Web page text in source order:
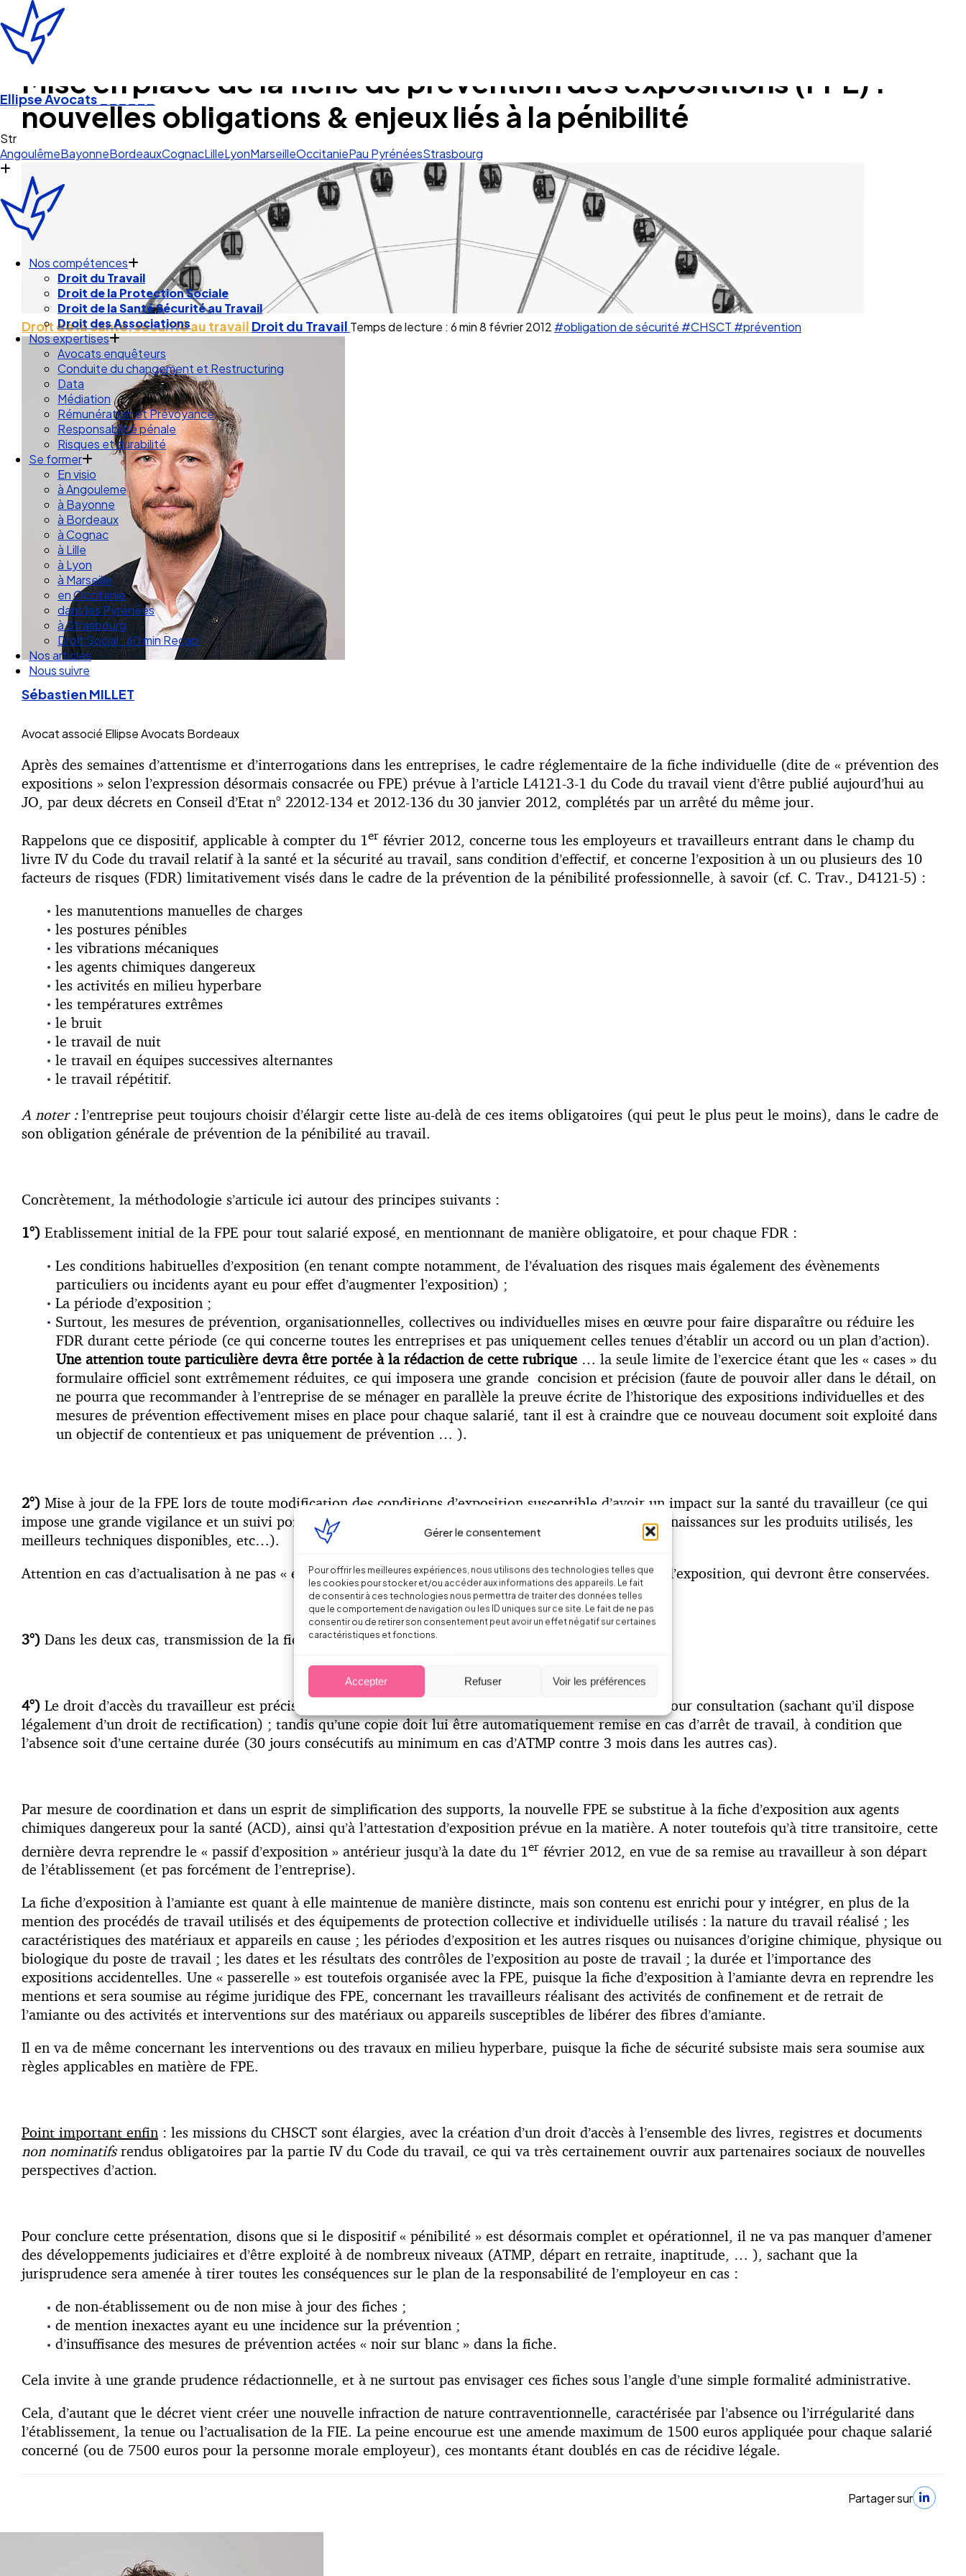
Gérer le consentement
Pour offrir les meilleures expériences, nous utilisons des technologies telles que
les cookies pour stocker et/ou accéder aux informations des appareils. Le fait
de consentir à ces technologies nous permettra de traiter des données telles
que le comportement de navigation ou les ID uniques sur ce site. Le fait de ne pas
consentir ou de retirer son consentement peut avoir un effet négatif sur certaines
caractéristiques et fonctions.
Accepter Refuser Voir les préférences
Ellipse Avocats______
An
AngoulêmeBayonneBordeauxCognacLilleLyonMarseilleOccitaniePau PyrénéesStrasbourg
Nos compétences
Droit du Travail
Droit de la Protection Sociale
Droit de la Santé Sécurité au Travail
Droit des Associations
Nos expertises
Avocats enquêteurs
Conduite du changement et Restructuring
Data
Médiation
Rémunération et Prévoyance
Responsabilité pénale
Risques et durabilité
Se former
En visio
à Angouleme
à Bayonne
à Bordeaux
à Cognac
à Lille
à Lyon
à Marseille
en Occitanie
dans les Pyrénées
à Strasbourg
Droit Social : 60 min Recap’
Nos articles
Nous suivre
Mise en place de la fiche de prévention des expositions (FPE) :
nouvelles obligations & enjeux liés à la pénibilité
Droit de la Santé, sécurité au travail Droit du Travail Temps de lecture : 6 min8 février 2012 #obligation de sécurité #CHSCT #prévention
Sébastien MILLET
Avocat associé Ellipse Avocats Bordeaux
Après des semaines d’attentisme et d’interrogations dans les entreprises, le cadre réglementaire de la fiche individuelle (dite de « prévention des
expositions » selon l’expression désormais consacrée ou FPE) prévue à l’article L4121-3-1 du Code du travail vient d’être publié aujourd’hui au
JO, par deux décrets en Conseil d’Etat n° 22012-134 et 2012-136 du 30 janvier 2012, complétés par un arrêté du même jour.
Rappelons que ce dispositif, applicable à compter du 1 er février 2012, concerne tous les employeurs et travailleurs entrant dans le champ du
livre IV du Code du travail relatif à la santé et la sécurité au travail, sans condition d’effectif, et concerne l’exposition à un ou plusieurs des 10
facteurs de risques (FDR) limitativement visés dans le cadre de la prévention de la pénibilité professionnelle, à savoir (cf. C. Trav., D4121-5) :
les manutentions manuelles de charges
les postures pénibles
les vibrations mécaniques
les agents chimiques dangereux
les activités en milieu hyperbare
les températures extrêmes
le bruit
le travail de nuit
le travail en équipes successives alternantes
le travail répétitif.
A noter :l’entreprise peut toujours choisir d’élargir cette liste au-delà de ces items obligatoires (qui peut le plus peut le moins), dans le cadre de
son obligation générale de prévention de la pénibilité au travail.
Concrètement, la méthodologie s’articule ici autour des principes suivants :
1°) Etablissement initial de la FPE pour tout salarié exposé, en mentionnant de manière obligatoire, et pour chaque FDR :
Les conditions habituelles d’exposition (en tenant compte notamment, de l’évaluation des risques mais également des évènements
particuliers ou incidents ayant eu pour effet d’augmenter l’exposition) ;
La période d’exposition ;
Surtout, les mesures de prévention, organisationnelles, collectives ou individuelles mises en œuvre pour faire disparaître ou réduire les
FDR durant cette période (ce qui concerne toutes les entreprises et pas uniquement celles tenues d’établir un accord ou un plan d’action).
Une attention toute particulière devra être portée à la rédaction de cette rubrique … la seule limite de l’exercice étant que les « cases » du
formulaire officiel sont extrêmement réduites, ce qui imposera une grande concision et précision (faute de pouvoir aller dans le détail, on
ne pourra que recommander à l’entreprise de se ménager en parallèle la preuve écrite de l’historique des expositions individuelles et des
mesures de prévention effectivement mises en place pour chaque salarié, tant il est à craindre que ce nouveau document soit exploité dans
un objectif de contentieux et pas uniquement de prévention … ).
2°) Mise à jour de la FPE lors de toute modification des conditions d’exposition susceptible d’avoir un impact sur la santé du travailleur (ce qui
impose une grande vigilance et un suivi pointu, notamment en termes de veille sur l’évolution des connaissances sur les produits utilisés, les
meilleurs techniques disponibles, etc…).
Attention en cas d’actualisation à ne pas « écraser » les mentions relatives aux conditions antérieures d’exposition, qui devront être conservées.
3°) Dans les deux cas, transmission de la fiche au service de santé au travail.
4°) Le droit d’accès du travailleur est précisé : la FPE doit être tenue à sa disposition en permanence pour consultation (sachant qu’il dispose
légalement d’un droit de rectification) ; tandis qu’une copie doit lui être automatiquement remise en cas d’arrêt de travail, à condition que
l’absence soit d’une certaine durée (30 jours consécutifs au minimum en cas d’ATMP contre 3 mois dans les autres cas).
Par mesure de coordination et dans un esprit de simplification des supports, la nouvelle FPE se substitue à la fiche d’exposition aux agents
chimiques dangereux pour la santé (ACD), ainsi qu’à l’attestation d’exposition prévue en la matière. A noter toutefois qu’à titre transitoire, cette
dernière devra reprendre le « passif d’exposition » antérieur jusqu’à la date du 1 er février 2012, en vue de sa remise au travailleur à son départ
de l’établissement (et pas forcément de l’entreprise).
La fiche d’exposition à l’amiante est quant à elle maintenue de manière distincte, mais son contenu est enrichi pour y intégrer, en plus de la
mention des procédés de travail utilisés et des équipements de protection collective et individuelle utilisés : la nature du travail réalisé ; les
caractéristiques des matériaux et appareils en cause ; les périodes d’exposition et les autres risques ou nuisances d’origine chimique, physique ou
biologique du poste de travail ; les dates et les résultats des contrôles de l’exposition au poste de travail ; la durée et l’importance des
expositions accidentelles. Une « passerelle » est toutefois organisée avec la FPE, puisque la fiche d’exposition à l’amiante devra en reprendre les
mentions et sera soumise au régime juridique des FPE, concernant les travailleurs réalisant des activités de confinement et de retrait de
l’amiante ou des activités et interventions sur des matériaux ou appareils susceptibles de libérer des fibres d’amiante.
Il en va de même concernant les interventions ou des travaux en milieu hyperbare, puisque la fiche de sécurité subsiste mais sera soumise aux
règles applicables en matière de FPE.
Point important enfin : les missions du CHSCT sont élargies, avec la création d’un droit d’accès à l’ensemble des livres, registres et documents
non nominatifsrendus obligatoires par la partie IV du Code du travail, ce qui va très certainement ouvrir aux partenaires sociaux de nouvelles
perspectives d’action.
Pour conclure cette présentation, disons que si le dispositif « pénibilité » est désormais complet et opérationnel, il ne va pas manquer d’amener
des développements judiciaires et d’être exploité à de nombreux niveaux (ATMP, départ en retraite, inaptitude, … ), sachant que la
jurisprudence sera amenée à tirer toutes les conséquences sur le plan de la responsabilité de l’employeur en cas :
de non-établissement ou de non mise à jour des fiches ;
de mention inexactes ayant eu une incidence sur la prévention ;
d’insuffisance des mesures de prévention actées « noir sur blanc » dans la fiche.
Cela invite à une grande prudence rédactionnelle, et à ne surtout pas envisager ces fiches sous l’angle d’une simple formalité administrative.
Cela, d’autant que le décret vient créer une nouvelle infraction de nature contraventionnelle, caractérisée par l’absence ou l’irrégularité dans
l’établissement, la tenue ou l’actualisation de la FIE. La peine encourue est une amende maximum de 1500 euros appliquée pour chaque salarié
concerné (ou de 7500 euros pour la personne morale employeur), ces montants étant doublés en cas de récidive légale.
Partager sur